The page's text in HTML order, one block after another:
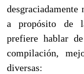
desgraciadamente
a propósito de
prefiere hablar
compilación,
diversas: